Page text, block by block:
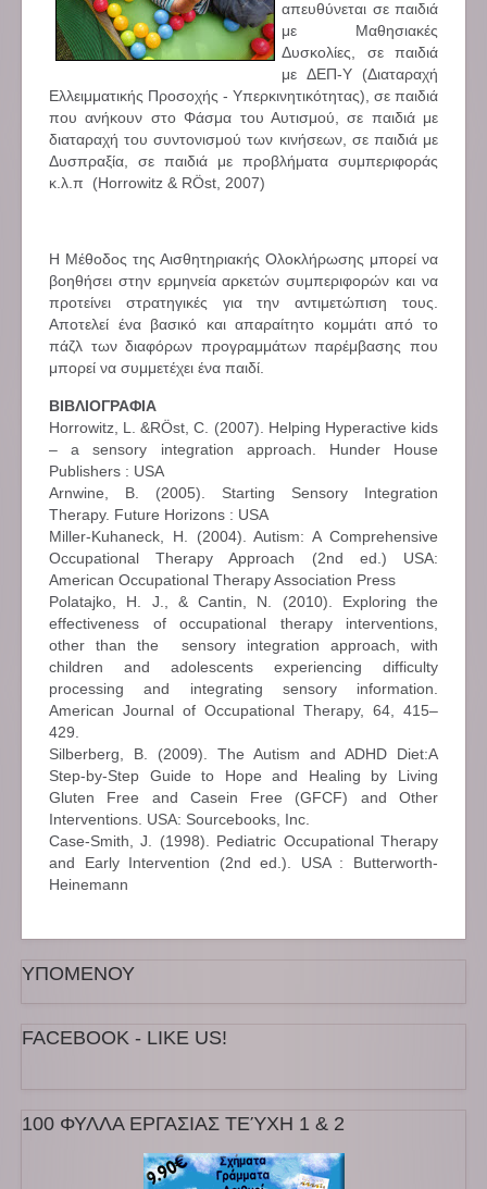
απευθύνεται σε παιδιά
με Μαθησιακές
Δυσκολίες, σε παιδιά
με ΔΕΠ-Υ (Διαταραχή
Ελλειμματικής Προσοχής - Υπερκινητικότητας), σε παιδιά
που ανήκουν στο Φάσμα του Αυτισμού, σε παιδιά με
διαταραχή του συντονισμού των κινήσεων, σε παιδιά με
Δυσπραξία, σε παιδιά με προβλήματα συμπεριφοράς
κ.λ.π (Horrowitz & RÖst, 2007)
Η Μέθοδος της Αισθητηριακής Ολοκλήρωσης μπορεί να
βοηθήσει στην ερμηνεία αρκετών συμπεριφορών και να
προτείνει στρατηγικές για την αντιμετώπιση τους.
Αποτελεί ένα βασικό και απαραίτητο κομμάτι από το
πάζλ των διαφόρων προγραμμάτων παρέμβασης που
μπορεί να συμμετέχει ένα παιδί.
ΒΙΒΛΙΟΓΡΑΦΙΑ
Horrowitz, L. &RÖst, C. (2007). Helping Hyperactive kids
– a sensory integration approach. Hunder House
Publishers : USA
Arnwine, B. (2005). Starting Sensory Integration
Therapy. Future Horizons : USA
Miller-Kuhaneck, H. (2004). Autism: A Comprehensive
Occupational Therapy Approach (2nd ed.) USA:
American Occupational Therapy Association Press
Polatajko, H. J., & Cantin, N. (2010). Exploring the
effectiveness of occupational therapy interventions,
other than the sensory integration approach, with
children and adolescents experiencing difficulty
processing and integrating sensory information.
American Journal of Occupational Therapy, 64, 415–
429.
Silberberg, B. (2009). The Autism and ADHD Diet:A
Step-by-Step Guide to Hope and Healing by Living
Gluten Free and Casein Free (GFCF) and Other
Interventions. USA: Sourcebooks, Inc.
Case-Smith, J. (1998). Pediatric Occupational Therapy
and Early Intervention (2nd ed.). USA : Butterworth-
Heinemann
ΥΠΟΜΕΝΟΥ
FACEBOOK - LIKE US!
100 ΦΥΛΛΑ ΕΡΓΑΣΙΑΣ ΤΕΎΧΗ 1 & 2